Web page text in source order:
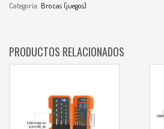
Categoría: Brocas (juegos)
PRODUCTOS RELACIONADOS